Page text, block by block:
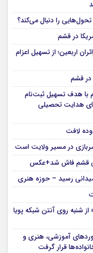
را دنبال می‌کند؟
اربعین؛ از تسهیل اعزام
در قشم
با هدف تسهیل ثبت‌نام
۹۳ درصد فرم‌های هدایت تحصیلی
لافت
در مسیر ولایت است
قشم فاش شد+عکس
شنبه روی آنتن شبکه پویا
آموزشی، هنری و
قرار گرفت